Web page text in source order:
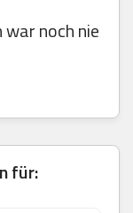
noch nie
für: